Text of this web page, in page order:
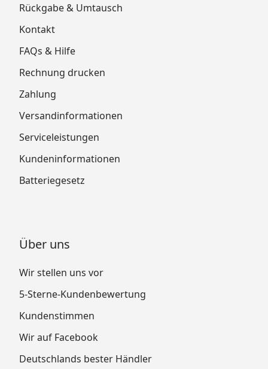
Rückgabe & Umtausch
Kontakt
FAQs & Hilfe
Rechnung drucken
Zahlung
Versandinformationen
Serviceleistungen
Kundeninformationen
Batteriegesetz
Über uns
Wir stellen uns vor
5-Sterne-Kundenbewertung
Kundenstimmen
Wir auf Facebook
Deutschlands bester Händler